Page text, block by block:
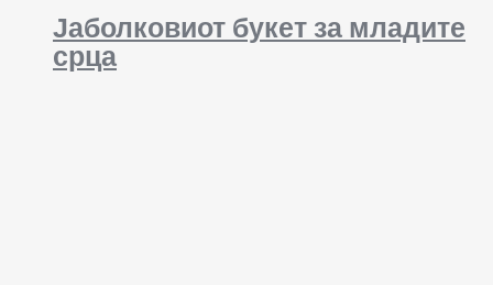
Јаболковиот букет за младите
срца